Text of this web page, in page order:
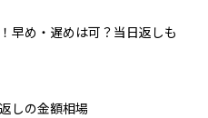
早め・遅めは可？当日返しも
しの金額相場